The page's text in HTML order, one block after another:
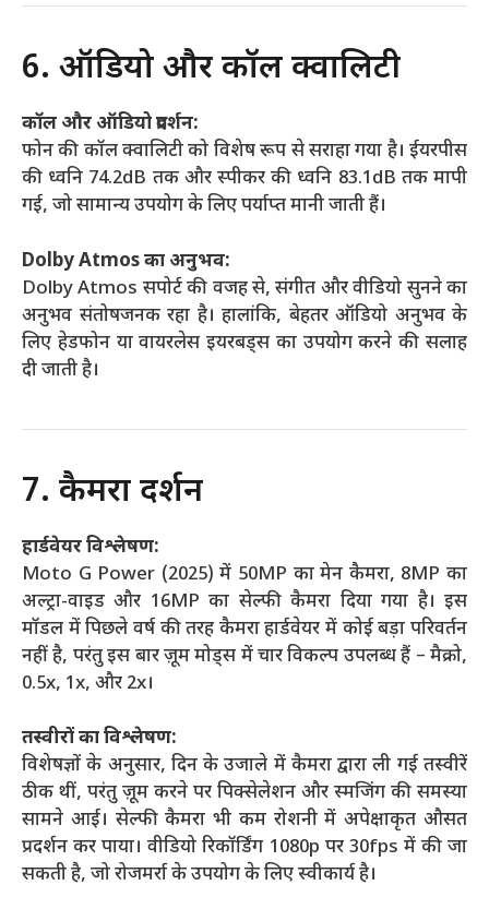
6. ऑडियो और कॉल क्वालिटी
कॉल और ऑडियो प्रदर्शन:
फोन की कॉल क्वालिटी को विशेष रूप से सराहा गया है। ईयरपीस
की ध्वनि 74.2dB तक और स्पीकर की ध्वनि 83.1dB तक मापी
गई, जो सामान्य उपयोग के लिए पर्याप्त मानी जाती हैं।
Dolby Atmos का अनुभव:
Dolby Atmos सपोर्ट की वजह से, संगीत और वीडियो सुनने का
अनुभव संतोषजनक रहा है। हालांकि, बेहतर ऑडियो अनुभव के
लिए हेडफोन या वायरलेस इयरबड्स का उपयोग करने की सलाह
दी जाती है।
7. कैमरा प्रदर्शन
हार्डवेयर विश्लेषण:
Moto G Power (2025) में 50MP का मेन कैमरा, 8MP का
अल्ट्रा-वाइड और 16MP का सेल्फी कैमरा दिया गया है। इस
मॉडल में पिछले वर्ष की तरह कैमरा हार्डवेयर में कोई बड़ा परिवर्तन
नहीं है, परंतु इस बार ज़ूम मोड्स में चार विकल्प उपलब्ध हैं – मैक्रो,
0.5x, 1x, और 2x।
तस्वीरों का विश्लेषण:
विशेषज्ञों के अनुसार, दिन के उजाले में कैमरा द्वारा ली गई तस्वीरें
ठीक थीं, परंतु ज़ूम करने पर पिक्सेलेशन और स्मजिंग की समस्या
सामने आई। सेल्फी कैमरा भी कम रोशनी में अपेक्षाकृत औसत
प्रदर्शन कर पाया। वीडियो रिकॉर्डिंग 1080p पर 30fps में की जा
सकती है, जो रोजमर्रा के उपयोग के लिए स्वीकार्य है।